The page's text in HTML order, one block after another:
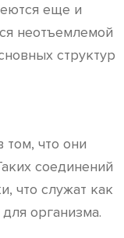
еще и
неотъемлемой
структур
что они
соединений
что служат как
организма.